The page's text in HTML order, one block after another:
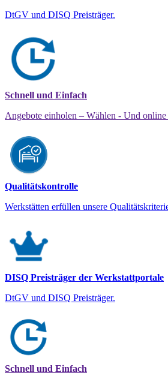
DtGV und DISQ Preisträger.
Schnell und Einfach
Angebote einholen – Wählen - Und online
Qualitätskontrolle
Werkstätten erfüllen unsere
DISQ Preisträger der Werkstattportale
DtGV und DISQ Preisträger.
Schnell und Einfach